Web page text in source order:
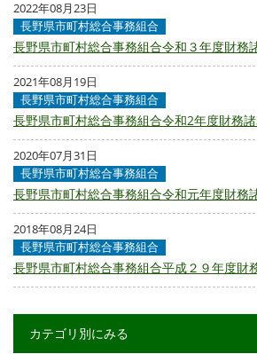
2022年08月23日
長野県市町村総合事務組合
長野県市町村総合事務組合令和３年度財務
2021年08月19日
長野県市町村総合事務組合
長野県市町村総合事務組合令和2年度財務
2020年07月31日
長野県市町村総合事務組合
長野県市町村総合事務組合令和元年度財務
2018年08月24日
長野県市町村総合事務組合
長野県市町村総合事務組合平成２９年度財
カテゴリ別にみる